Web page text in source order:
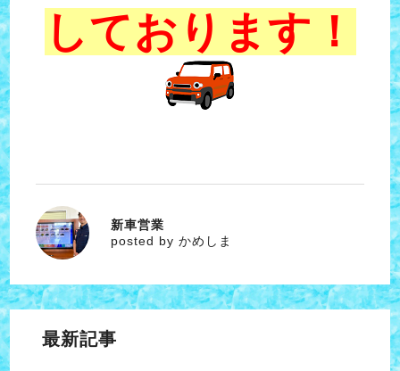
しております！
かめしま
新車営業
posted by かめしま
最新記事